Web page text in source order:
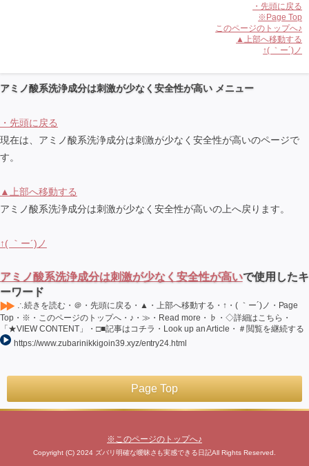
・先頭に戻る
※Page Top
このページのトップへ♪
▲上部へ移動する
↑( ｀ー´)ノ
アミノ酸系洗浄成分は刺激が少なく安全性が高い メニュー
・先頭に戻る
現在は、アミノ酸系洗浄成分は刺激が少なく安全性が高いのページで
す。
▲上部へ移動する
アミノ酸系洗浄成分は刺激が少なく安全性が高いの上へ戻ります。
↑( ｀ー´)ノ
アミノ酸系洗浄成分は刺激が少なく安全性が高いで使用したキ
ーワード
∴続きを読む・＠・先頭に戻る・▲・上部へ移動する・↑・( ｀ー´)ノ・Page
Top・※・このページのトップへ・♪・≫・Read more・♭・◇詳細はこちら・
「★VIEW CONTENT」・□■記事はコチラ・Look up an Article・＃閲覧を継続する
https://www.zubarinikkigoin39.xyz/entry24.html
Page Top
※このページのトップへ♪
Copyright (C) 2024 ズバリ明確な曖昧さも実感できる日記All Rights Reserved.